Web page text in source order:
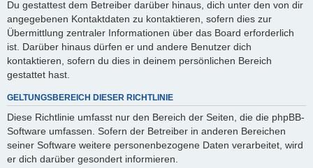
Du gestattest dem Betreiber darüber hinaus, dich unter den von dir
angegebenen Kontaktdaten zu kontaktieren, sofern dies zur
Übermittlung zentraler Informationen über das Board erforderlich
ist. Darüber hinaus dürfen er und andere Benutzer dich
kontaktieren, sofern du dies in deinem persönlichen Bereich
gestattet hast.
GELTUNGSBEREICH DIESER RICHTLINIE
Diese Richtlinie umfasst nur den Bereich der Seiten, die die phpBB-
Software umfassen. Sofern der Betreiber in anderen Bereichen
seiner Software weitere personenbezogene Daten verarbeitet, wird
er dich darüber gesondert informieren.